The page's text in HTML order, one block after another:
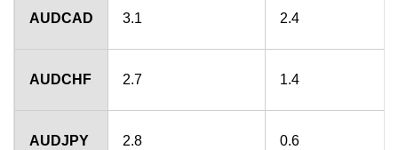
AUDCAD 3.1 2.4
AUDCHF 2.7 1.4
AUDJPY 2.8 0.6